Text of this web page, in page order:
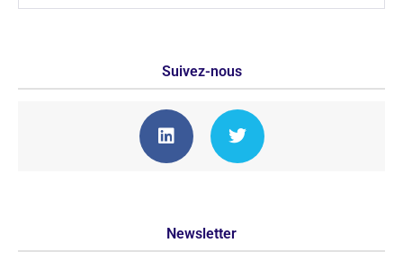
Suivez-nous
Newsletter